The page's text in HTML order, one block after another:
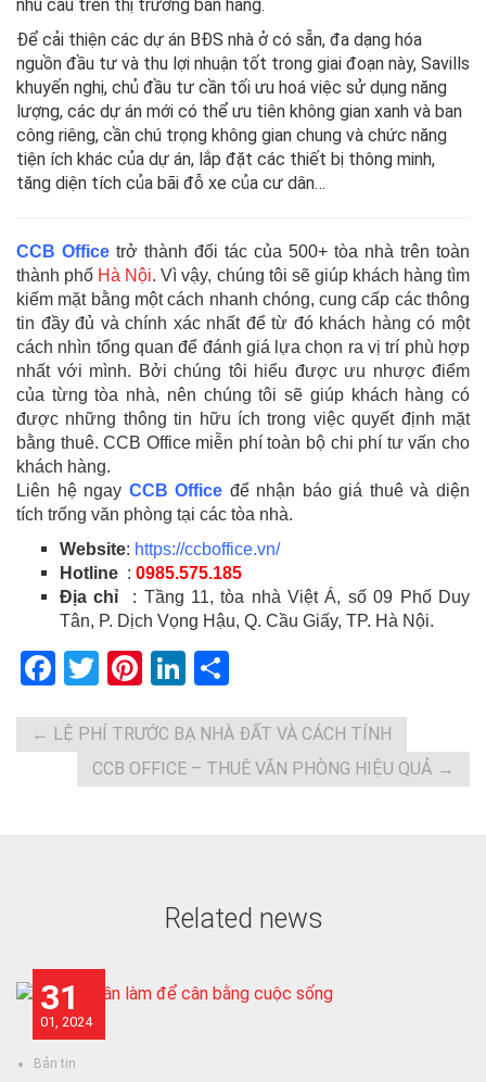
nhu cầu trên thị trường bán hàng.
Để cải thiện các dự án BĐS nhà ở có sẵn, đa dạng hóa
nguồn đầu tư và thu lợi nhuận tốt trong giai đoạn này, Savills
khuyến nghị, chủ đầu tư cần tối ưu hoá việc sử dụng năng
lượng, các dự án mới có thể ưu tiên không gian xanh và ban
công riêng, cần chú trọng không gian chung và chức năng
tiện ích khác của dự án, lắp đặt các thiết bị thông minh,
tăng diện tích của bãi đỗ xe của cư dân…
CCB Office trở thành đối tác của 500+ tòa nhà trên toàn
thành phố Hà Nội. Vì vậy, chúng tôi sẽ giúp khách hàng tìm
kiếm mặt bằng một cách nhanh chóng, cung cấp các thông
tin đầy đủ và chính xác nhất để từ đó khách hàng có một
cách nhìn tổng quan để đánh giá lựa chọn ra vị trí phù hợp
nhất với mình. Bởi chúng tôi hiểu được ưu nhược điểm
của từng tòa nhà, nên chúng tôi sẽ giúp khách hàng có
được những thông tin hữu ích trong việc quyết định mặt
bằng thuê. CCB Office miễn phí toàn bộ chi phí tư vấn cho
khách hàng.
Liên hệ ngay CCB Office để nhận báo giá thuê và diện
tích trống văn phòng tại các tòa nhà.
Website: https://ccboffice.vn/
Hotline : 0985.575.185
Địa chỉ
: Tầng 11, tòa nhà Việt Á, số 09 Phố Duy
Tân, P. Dịch Vọng Hậu, Q. Cầu Giấy, TP. Hà Nội.
F
ce
T
tt
er
Pi
er
es
Li
ke
dI
ar
e
← LỆ PHÍ TRƯỚC BẠ NHÀ ĐẤT VÀ CÁCH TÍNH
CCB OFFICE – THUÊ VĂN PHÒNG HIỆU QUẢ →
Related news
31
01, 2024
Bản tin